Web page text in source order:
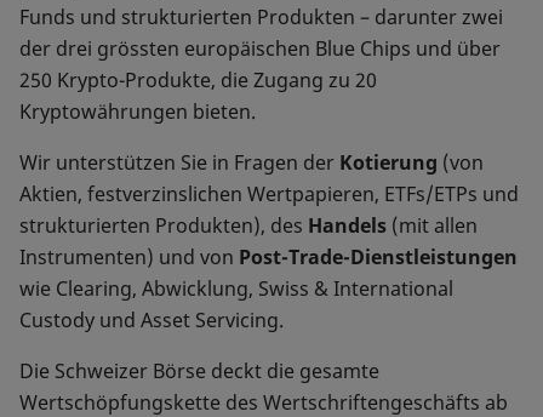
Funds und strukturierten Produkten – darunter zwei
der drei grössten europäischen Blue Chips und über
250 Krypto-Produkte, die Zugang zu 20
Kryptowährungen bieten.
Wir unterstützen Sie in Fragen der Kotierung (von
Aktien, festverzinslichen Wertpapieren, ETFs/ETPs und
strukturierten Produkten), des Handels (mit allen
Instrumenten) und von Post-Trade-Dienstleistungen
wie Clearing, Abwicklung, Swiss & International
Custody und Asset Servicing.
Die Schweizer Börse deckt die gesamte
Wertschöpfungskette des Wertschriftengeschäfts ab